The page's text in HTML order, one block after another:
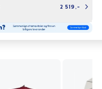
2 519,-